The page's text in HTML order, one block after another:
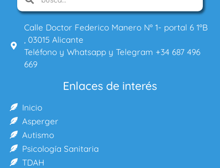
Calle Doctor Federico Manero Nº 1- portal 6 1ºB
, 03015 Alicante
Teléfono y Whatsapp y Telegram +34 687 496
669
Enlaces de interés
Inicio
Asperger
Autismo
Psicología Sanitaria
TDAH